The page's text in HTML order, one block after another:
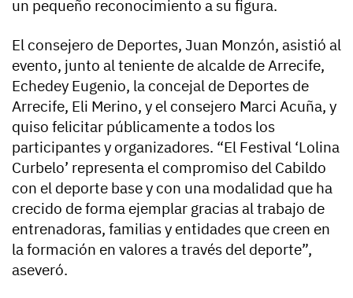
un pequeño reconocimiento a su figura.
El consejero de Deportes, Juan Monzón, asistió al
evento, junto al teniente de alcalde de Arrecife,
Echedey Eugenio, la concejal de Deportes de
Arrecife, Eli Merino, y el consejero Marci Acuña, y
quiso felicitar públicamente a todos los
participantes y organizadores. “El Festival ‘Lolina
Curbelo’ representa el compromiso del Cabildo
con el deporte base y con una modalidad que ha
crecido de forma ejemplar gracias al trabajo de
entrenadoras, familias y entidades que creen en
la formación en valores a través del deporte”,
aseveró.